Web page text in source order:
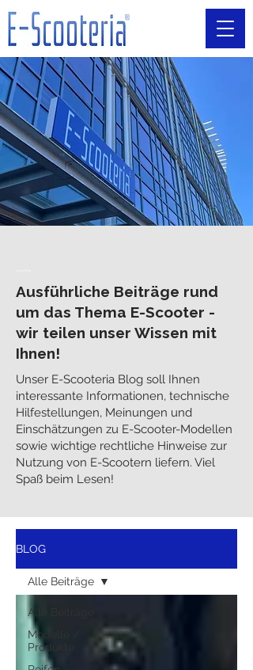
Ausführliche Beiträge rund
um das Thema E-Scooter -
wir teilen unser Wissen mit
Ihnen!
Unser E-Scooteria Blog soll Ihnen
interessante Informationen, technische
Hilfestellungen, Meinungen und
Einschätzungen zu E-Scooter-Modellen
sowie wichtige rechtliche Hinweise zur
Nutzung von E-Scootern liefern. Viel
Spaß beim Lesen!
BLOG
Alle Beiträge
Modelle /
Produkte
Alle Beiträge